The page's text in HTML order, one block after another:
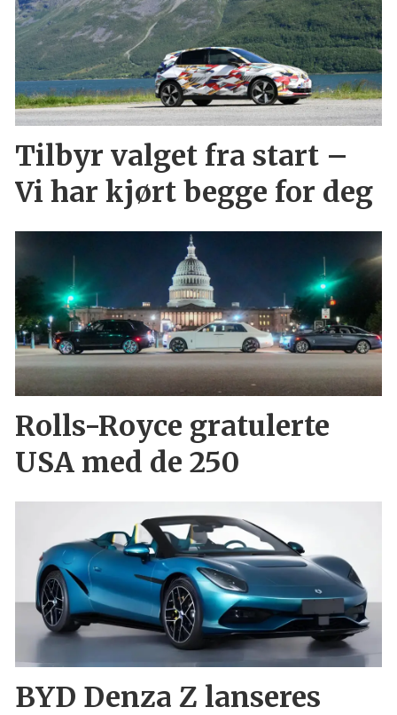
Tilbyr valget fra start –
Vi har kjørt begge for deg
Rolls-Royce gratulerte
USA med de 250
BYD Denza Z lanseres